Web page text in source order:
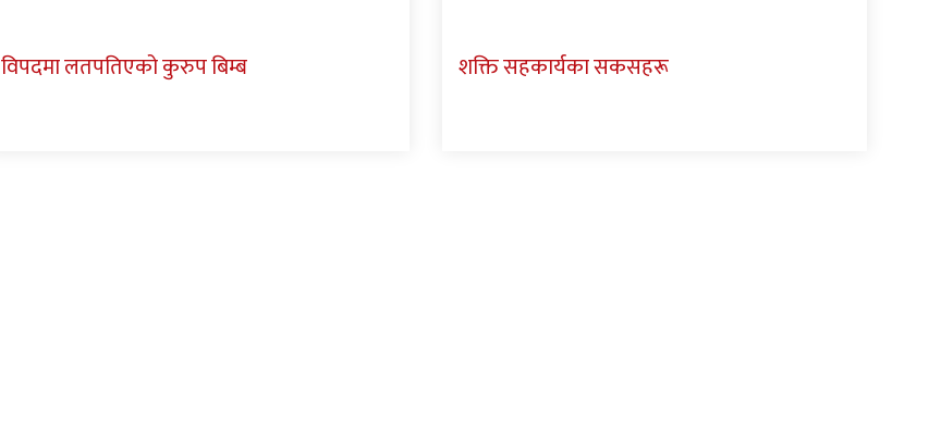
विपदमा लतपतिएको कुरुप बिम्ब शक्ति सहकार्यका सकसहरू